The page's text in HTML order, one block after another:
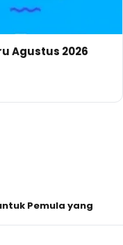
Agustus 2026
Pemula yang